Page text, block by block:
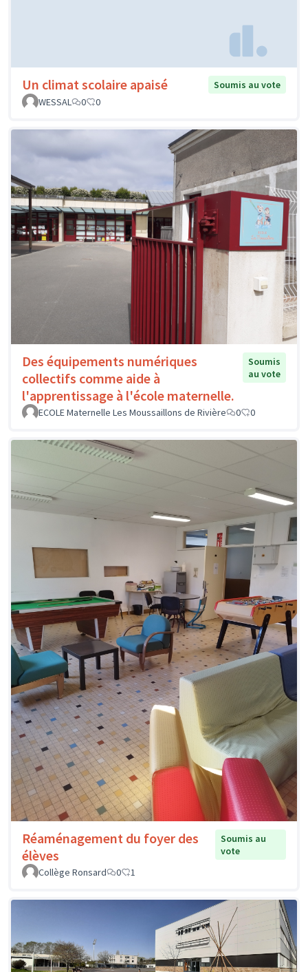
Un climat scolaire apaisé
Soumis au vote
WESSAL
0 0
Des équipements numériques
collectifs comme aide à
l'apprentissage à l'école maternelle.
Soumis
au vote
ECOLE Maternelle Les Moussaillons de Rivière 0 0
Réaménagement du foyer des
élèves
Soumis au
vote
Collège Ronsard
0 1